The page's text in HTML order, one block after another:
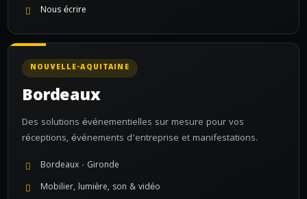
Nous écrire
NOUVELLE-AQUITAINE
Bordeaux
Des solutions événementielles sur mesure pour vos
réceptions, événements d’entreprise et manifestations.
Bordeaux · Gironde
Mobilier, lumière, son & vidéo